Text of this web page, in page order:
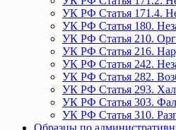
УК РФ Статья 171.4.
УК РФ Статья 180.
УК РФ Статья 210.
УК РФ Статья 216.
УК РФ Статья 242.
УК РФ Статья 282.
УК РФ Статья 293.
УК РФ Статья 303.
УК РФ Статья 310.
Образцы по